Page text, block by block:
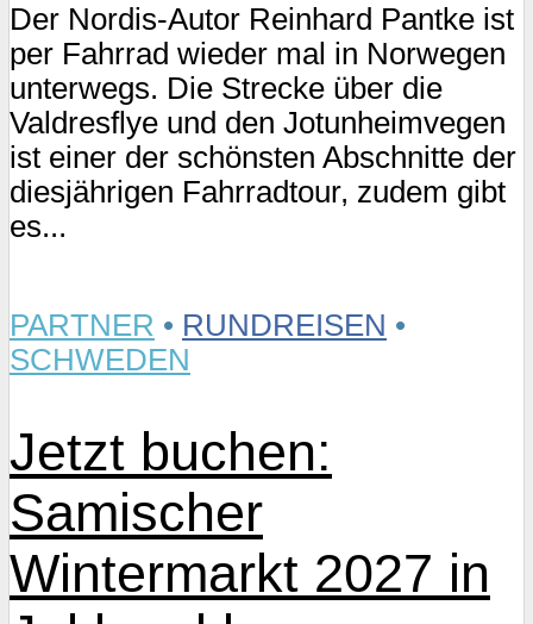
Der Nordis-Autor Reinhard Pantke ist
per Fahrrad wieder mal in Norwegen
unterwegs. Die Strecke über die
Valdresflye und den Jotunheimvegen
ist einer der schönsten Abschnitte der
diesjährigen Fahrradtour, zudem gibt
es...
PARTNER • RUNDREISEN •
SCHWEDEN
Jetzt buchen:
Samischer
Wintermarkt 2027 in